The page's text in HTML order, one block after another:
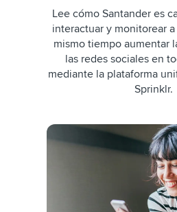
Lee cómo Santander es
interactuar y monitorear
mismo tiempo aumentar
las redes sociales en
mediante la plataforma
Sprinklr.